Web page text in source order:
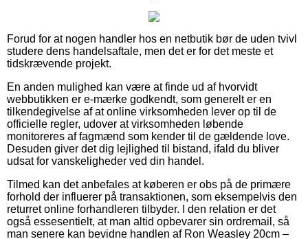
Forud for at nogen handler hos en netbutik bør de uden tvivl
studere dens handelsaftale, men det er for det meste et
tidskrævende projekt.
En anden mulighed kan være at finde ud af hvorvidt
webbutikken er e-mærke godkendt, som generelt er en
tilkendegivelse af at online virksomheden lever op til de
officielle regler, udover at virksomheden løbende
monitoreres af fagmænd som kender til de gældende love.
Desuden giver det dig lejlighed til bistand, ifald du bliver
udsat for vanskeligheder ved din handel.
Tilmed kan det anbefales at køberen er obs på de primære
forhold der influerer på transaktionen, som eksempelvis den
returret online forhandleren tilbyder. I den relation er det
også essesentielt, at man altid opbevarer sin ordremail, så
man senere kan bevidne handlen af Ron Weasley 20cm –